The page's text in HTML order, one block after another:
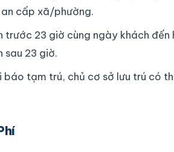
cấp xã/phường.
trước 23 giờ cùng ngày khách
sau 23 giờ.
báo tạm trú, chủ cơ sở lưu trú có